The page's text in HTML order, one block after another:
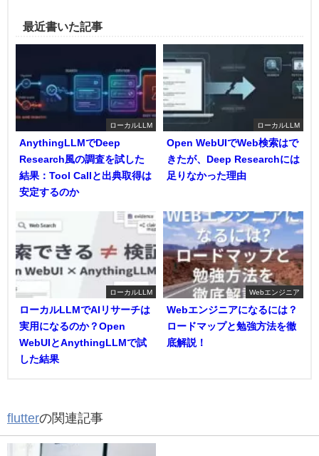
最近書いた記事
ローカルLLM
AnythingLLMでDeep
Research風の調査を試した
結果：Tool Callと出典取得は
安定するのか
ローカルLLM
Open WebUIでWeb検索はで
きたが、Deep Researchには
足りなかった理由
ローカルLLM
ローカルLLMでAIリサーチは
実用になるのか？Open
WebUIとAnythingLLMで試
した結果
Webエンジニア
Webエンジニアになるには？
ロードマップと勉強方法を徹
底解説！
flutterの関連記事